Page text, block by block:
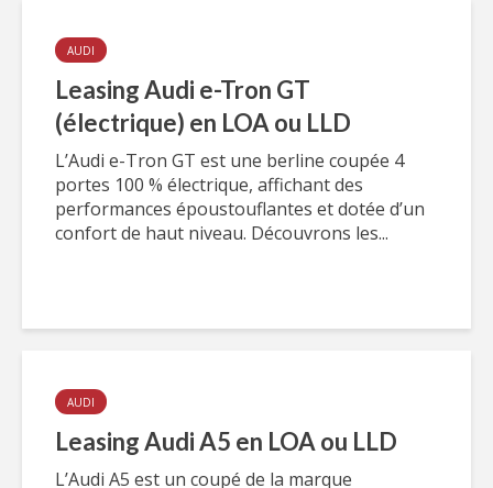
AUDI
Leasing Audi e-Tron GT
(électrique) en LOA ou LLD
L’Audi e-Tron GT est une berline coupée 4
portes 100 % électrique, affichant des
performances époustouflantes et dotée d’un
confort de haut niveau. Découvrons les...
AUDI
Leasing Audi A5 en LOA ou LLD
L’Audi A5 est un coupé de la marque